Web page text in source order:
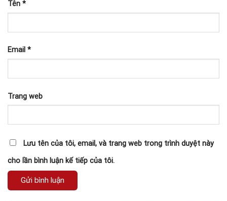
Tên *
Email *
Trang web
Lưu tên của tôi, email, và trang web trong trình duyệt này
cho lần bình luận kế tiếp của tôi.